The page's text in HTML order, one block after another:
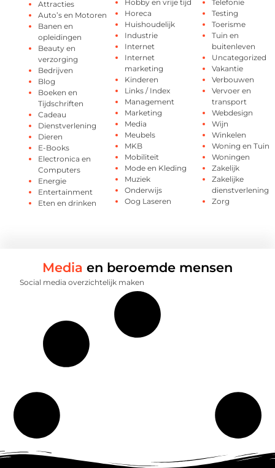
Attracties
Auto’s en Motoren
Banen en
opleidingen
Beauty en
verzorging
Bedrijven
Blog
Boeken en
Tijdschriften
Cadeau
Dienstverlening
Dieren
E-Books
Electronica en
Computers
Energie
Entertainment
Eten en drinken
Hobby en vrije tijd
Horeca
Huishoudelijk
Industrie
Internet
Internet
marketing
Kinderen
Links / Index
Management
Marketing
Media
Meubels
MKB
Mobiliteit
Mode en Kleding
Muziek
Onderwijs
Oog Laseren
Telefonie
Testing
Toerisme
Tuin en
buitenleven
Uncategorized
Vakantie
Verbouwen
Vervoer en
transport
Webdesign
Wijn
Winkelen
Woning en Tuin
Woningen
Zakelijk
Zakelijke
dienstverlening
Zorg
Media en beroemde mensen
Social media overzichtelijk maken